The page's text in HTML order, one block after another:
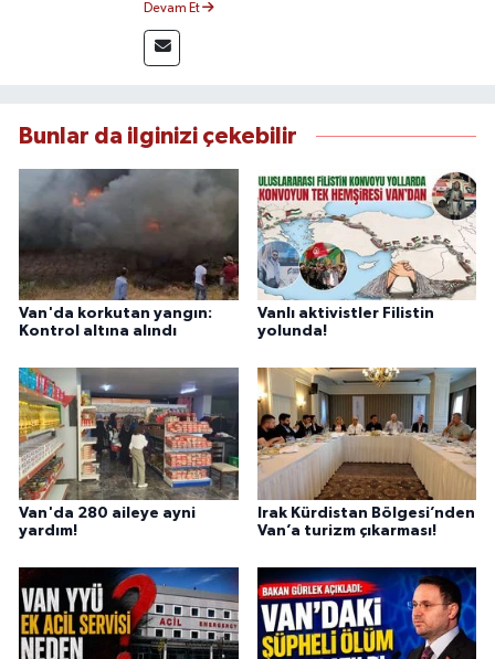
takip etmektedir. Editoryal sürece katkı sunan
Yılmaz, tarafsızlık, doğruluk ve etik ilkeler
bilgilendirmektedir.
Devam Et
Bunlar da ilginizi çekebilir
Van'da korkutan yangın:
Kontrol altına alındı
Vanlı aktivistler Filistin
yolunda!
Van'da 280 aileye ayni
yardım!
Irak Kürdistan Bölgesi’nden
Van’a turizm çıkarması!